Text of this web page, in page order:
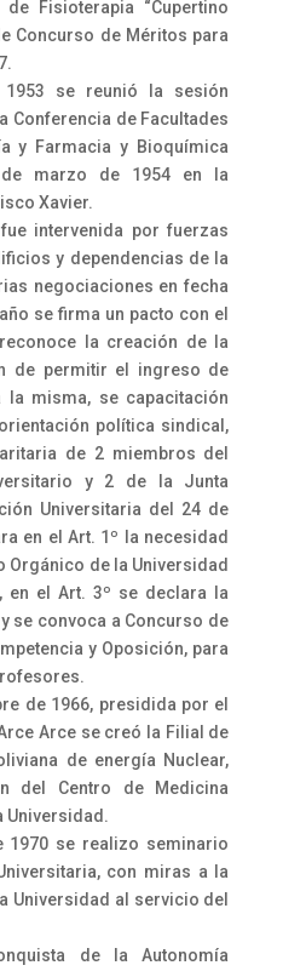
Fisioterapia “Cupertino
Concurso de Méritos para
se reunió la sesión
Conferencia de Facultades
y Farmacia y Bioquímica
marzo de 1954 en la
Xavier.
intervenida por fuerzas
y dependencias de la
negociaciones en fecha
se firma un pacto con el
reconoce la creación de la
de permitir el ingreso de
misma, se capacitación
política sindical,
de 2 miembros del
y 2 de la Junta
Universitaria del 24 de
en el Art. 1º la necesidad
Orgánico de la Universidad
en el Art. 3º se declara la
se convoca a Concurso de
y Oposición, para
de 1966, presidida por el
Arce se creó la Filial de
de energía Nuclear,
del Centro de Medicina
Universidad.
1970 se realizo seminario
con miras a la
Universidad al servicio del
de la Autonomía